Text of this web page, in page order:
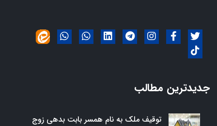
جدیدترین مطالب
توقیف ملک به نام همسر بابت بدهی زوج